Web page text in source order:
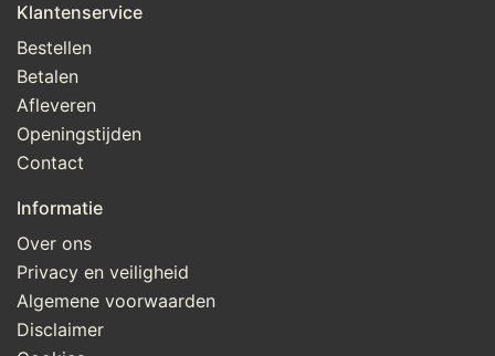
Klantenservice
Bestellen
Betalen
Afleveren
Openingstijden
Contact
Informatie
Over ons
Privacy en veiligheid
Algemene voorwaarden
Disclaimer